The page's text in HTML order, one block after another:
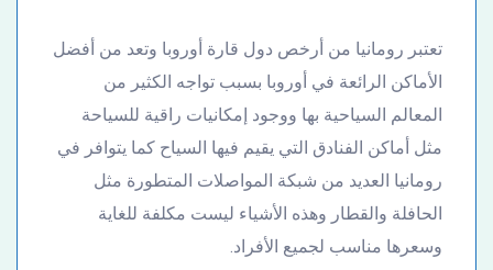
تعتبر رومانيا من أرخص دول قارة أوروبا وتعد من أفضل
الأماكن الرائعة في أوروبا بسبب تواجه الكثير من
المعالم السياحية بها ووجود إمكانيات راقية للسياحة
مثل أماكن الفنادق التي يقيم فيها السياح كما يتوافر في
رومانيا العديد من شبكة المواصلات المتطورة مثل
الحافلة والقطار وهذه الأشياء ليست مكلفة للغاية
وسعرها مناسب لجميع الأفراد.